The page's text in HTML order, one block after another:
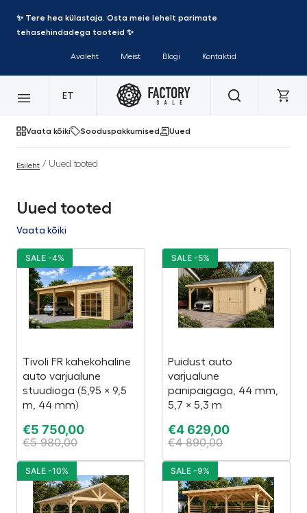
✨ Tere hea külastaja. Osta meie lehelt parimate
tehasehindadega tooteid ✨
Avaleht Meist Blogi Kontaktid
ET
Vaata kõiki Sooduspakkumised Uued
Esileht / Uued tooted
Uued tooted
Vaata kõiki
Tivoli FR kahekohaline
auto varjualune
stuudioga (5,95 × 9,5
m, 44 mm)
€5 750,00
€5 980,00
SALE -4%
Puidust auto
varjualune
panipaigaga, 44 mm,
5,7 × 5,3 m
€4 629,00
€4 890,00
SALE -5%
SALE -10% SALE -9%